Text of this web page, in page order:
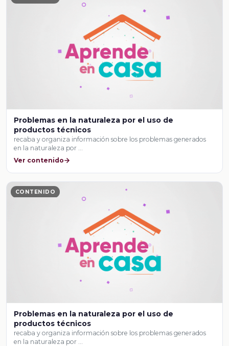
Problemas en la naturaleza por el uso de
productos técnicos
recaba y organiza información sobre los problemas generados
en la naturaleza por …
Ver contenido
CONTENIDO
Problemas en la naturaleza por el uso de
productos técnicos
recaba y organiza información sobre los problemas generados
en la naturaleza por …